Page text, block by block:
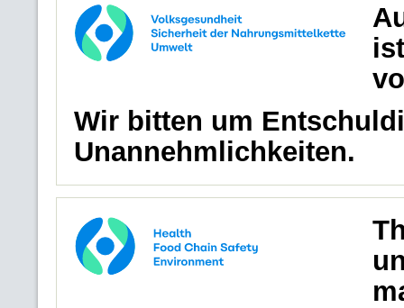
Wir bitten um
Unannehmlichkeiten.